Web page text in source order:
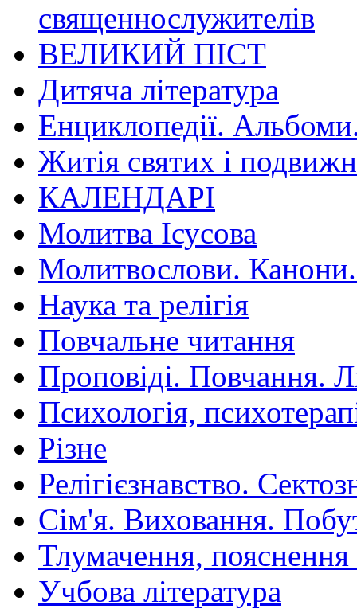
священнослужителів
ВЕЛИКИЙ ПІСТ
Дитяча література
Енциклопедії.
Житія святих і
КАЛЕНДАРІ
Молитва Ісусова
Молитвослови.
Наука та релігія
Повчальне читання
Проповіді. Повчання.
Психологія,
Різне
Релігієзнавство.
Сім'я. Виховання.
Тлумачення,
Учбова література